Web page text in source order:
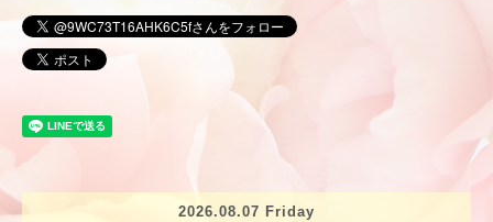
2026.08.07 Friday